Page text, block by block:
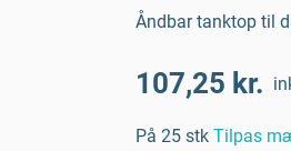
Åndbar tanktop til
107,25 kr.
På 25 stk Tilpas